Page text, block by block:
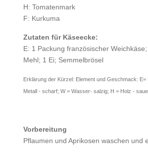
H: Tomatenmark
F: Kurkuma
Zutaten für Käseecke:
E: 1 Packung französischer
Mehl; 1 Ei; Semmelbrösel
Erklärung der Kürzel: Element und Geschmack:
Metall - scharf; W = Wasser- salzig; H = Holz -
Vorbereitung
Pflaumen und Aprikosen waschen und